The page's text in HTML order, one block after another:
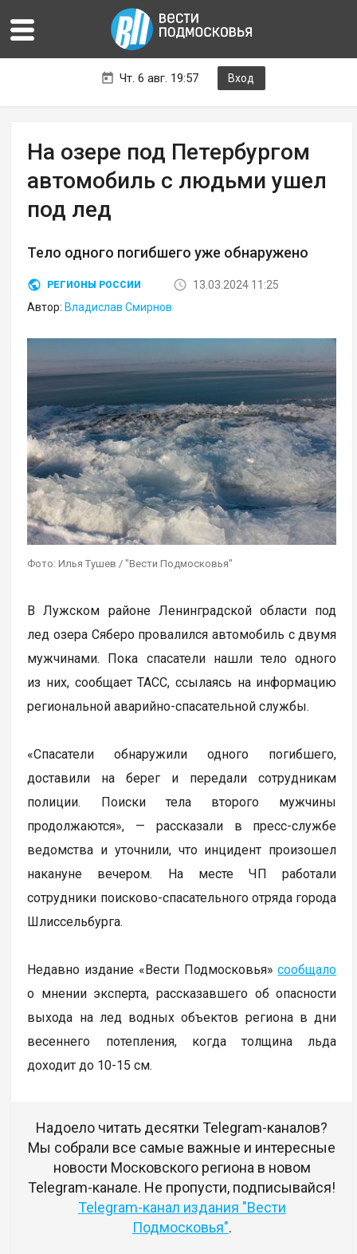
Чт. 6 авг. 19:57 Вход
На озере под Петербургом
автомобиль с людьми ушел
под лед
Тело одного погибшего уже обнаружено
РЕГИОНЫ РОССИИ
13.03.2024 11:25
Автор: Владислав Смирнов
Фото: Илья Тушев / "Вести Подмосковья"
В Лужском районе Ленинградской области под
лед озера Сяберо провалился автомобиль с двумя
мужчинами. Пока спасатели нашли тело одного
из них, сообщает ТАСС, ссылаясь на информацию
региональной аварийно-спасательной службы.
«Спасатели обнаружили одного погибшего,
доставили на берег и передали сотрудникам
полиции. Поиски тела второго мужчины
продолжаются», — рассказали в пресс-службе
ведомства и уточнили, что инцидент произошел
накануне вечером. На месте ЧП работали
сотрудники поисково-спасательного отряда города
Шлиссельбурга.
Недавно издание «Вести Подмосковья»сообщало
о мнении эксперта, рассказавшего об опасности
выхода на лед водных объектов региона в дни
весеннего потепления, когда толщина льда
доходит до 10-15 см.
Надоело читать десятки Telegram-каналов?
Мы собрали все самые важные и интересные
новости Московского региона в новом
Telegram-канале. Не пропусти, подписывайся!
Telegram-канал издания "Вести
Подмосковья".